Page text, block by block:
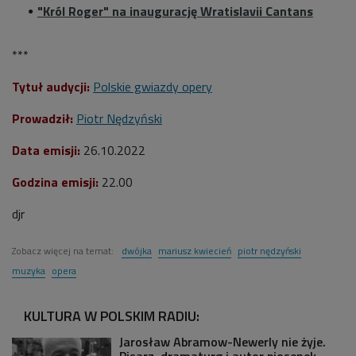
"Król Roger" na inaugurację Wratislavii Cantans
***
Tytuł audycji: Polskie gwiazdy opery
Prowadził: Piotr Nędzyński
Data emisji: 26.10.2022
Godzina emisji: 22.00
djr
Zobacz więcej na temat: dwójka mariusz kwiecień piotr nędzyński
muzyka opera
KULTURA W POLSKIM RADIU:
Jarosław Abramow-Newerly nie żyje.